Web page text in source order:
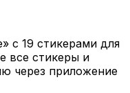
с 19 стикерами для
все стикеры и
через приложение